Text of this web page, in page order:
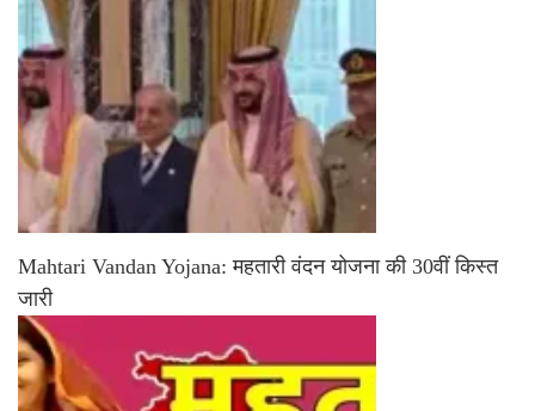
Mahtari Vandan Yojana: महतारी वंदन योजना की 30वीं किस्त
जारी